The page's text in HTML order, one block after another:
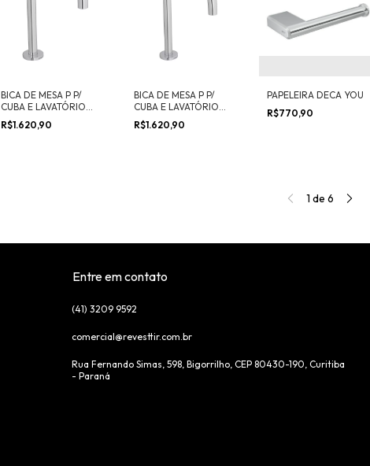
BICA DE MESA P P/
CUBA E LAVATÓRIO
QUADRADA DECA YOU
R$1.620,90
BICA DE MESA P P/
CUBA E LAVATÓRIO
REDONDA DECA YOU
R$1.620,90
PAPELEIRA DECA YOU
R$770,90
1 de 6
Entre em contato
(41) 3209 9592
comercial@revesttir.com.br
Rua Fernando Simas, 598, Bigorrilho, CEP 80430-190, Curitiba
- Paraná